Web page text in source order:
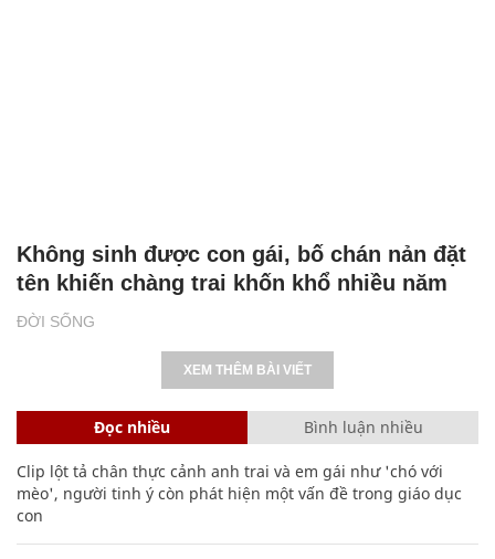
ĐỜI SỐNG
Không sinh được con gái, bố chán nản đặt
tên khiến chàng trai khốn khổ nhiều năm
XEM THÊM BÀI VIẾT
Đọc nhiều Bình luận nhiều
Clip lột tả chân thực cảnh anh trai và em gái như 'chó với
mèo', người tinh ý còn phát hiện một vấn đề trong giáo dục
con